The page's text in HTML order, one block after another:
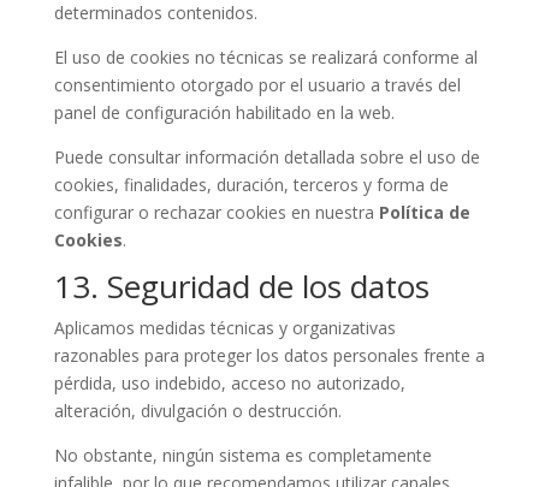
determinados contenidos.
El uso de cookies no técnicas se realizará conforme al
consentimiento otorgado por el usuario a través del
panel de configuración habilitado en la web.
Puede consultar información detallada sobre el uso de
cookies, finalidades, duración, terceros y forma de
configurar o rechazar cookies en nuestra Política de
Cookies.
13. Seguridad de los datos
Aplicamos medidas técnicas y organizativas
razonables para proteger los datos personales frente a
pérdida, uso indebido, acceso no autorizado,
alteración, divulgación o destrucción.
No obstante, ningún sistema es completamente